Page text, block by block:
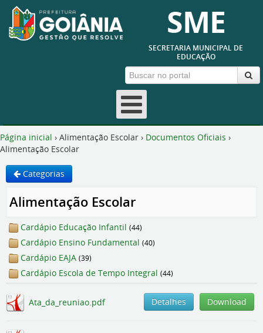
SME
SECRETARIA MUNICIPAL DE
EDUCAÇÃO
Página inicial › Alimentação Escolar › Documentos Oficiais ›
Alimentação Escolar
Categorias
Alimentação Escolar
Cardápio Educação Infantil (44)
Cardápio Ensino Fundamental (40)
Cardápio EAJA (39)
Cardápio Escola de Tempo Integral (44)
Ata_da_reuniao.pdf Download
Detalhes
Fechar